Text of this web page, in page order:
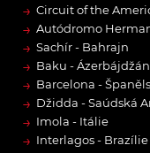
→ Circuit of the
→ Autódromo
→ Sachír - Bahrajn
→ Baku - Ázerbájdžán
→ Barcelona -
→ Džidda - Saúdská
→ Imola - Itálie
→ Interlagos - Brazílie